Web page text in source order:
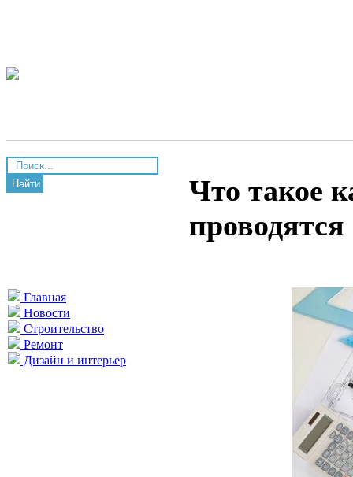
Найти
Главная
Новости
Строительство
Ремонт
Дизайн и интерьер
Что такое
проводятся